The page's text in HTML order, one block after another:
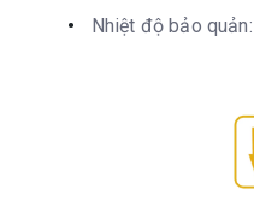
Nhiệt độ bảo